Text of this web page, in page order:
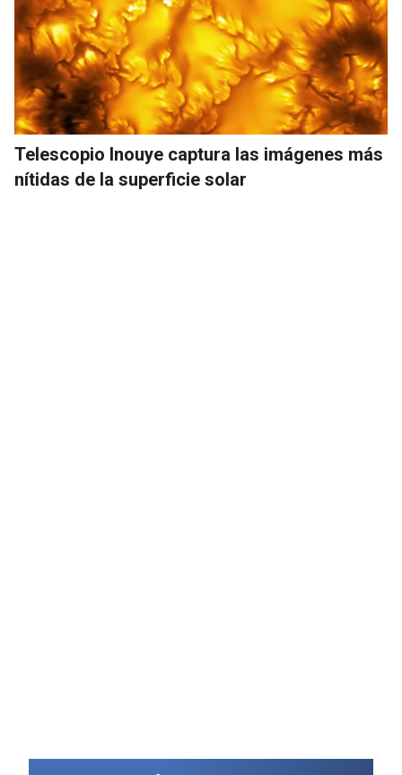
Telescopio Inouye captura las imágenes más
nítidas de la superficie solar